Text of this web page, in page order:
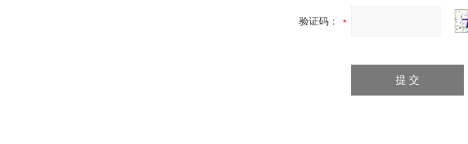
验证码：